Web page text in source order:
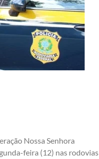
Nossa Senhora
feira (12) nas rodovias